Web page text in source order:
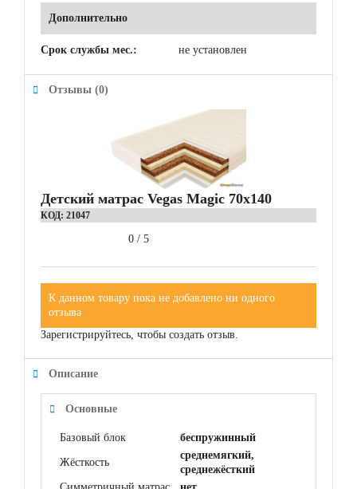
Дополнительно
Срок службы мес.: не установлен
Отзывы (0)
Детский матрас Vegas Magic 70x140
КОД: 21047
0 / 5
К данном товару пока не добавлено ни одного
отзыва
Зарегистрируйтесь, чтобы создать отзыв.
Описание
Основные
Базовый блок беспружинный
Жёсткость
среднемягкий,
среднежёсткий